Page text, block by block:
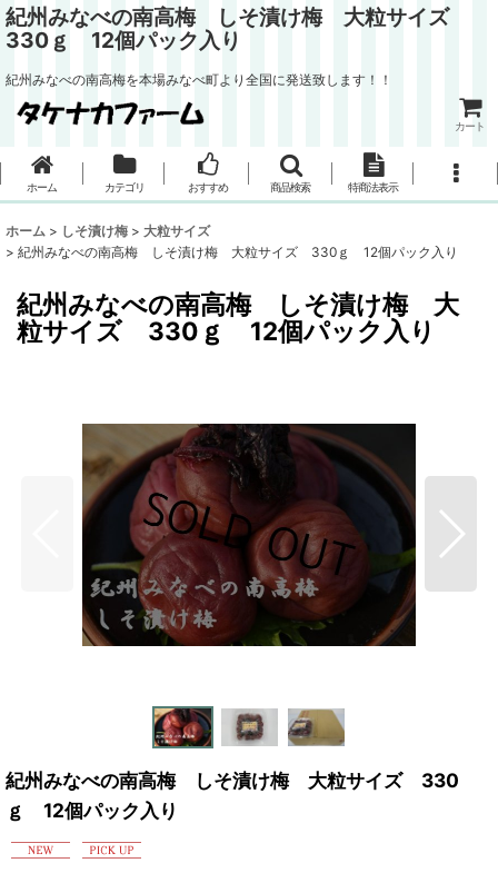
紀州みなべの南高梅 しそ漬け梅 大粒サイズ
330ｇ 12個パック入り
紀州みなべの南高梅を本場みなべ町より全国に発送致します！！
カート
ホーム カテゴリ おすすめ 商品検索 特商法表示
ホーム > しそ漬け梅 > 大粒サイズ
> 紀州みなべの南高梅 しそ漬け梅 大粒サイズ 330ｇ 12個パック入り
紀州みなべの南高梅 しそ漬け梅 大
粒サイズ 330ｇ 12個パック入り
紀州みなべの南高梅 しそ漬け梅 大粒サイズ 330
ｇ 12個パック入り